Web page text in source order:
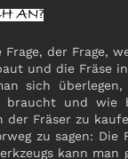
Frage, der Frage,
und die Fräse
sich
braucht und wie
der Fräser zu
zu sagen: Die
kann man